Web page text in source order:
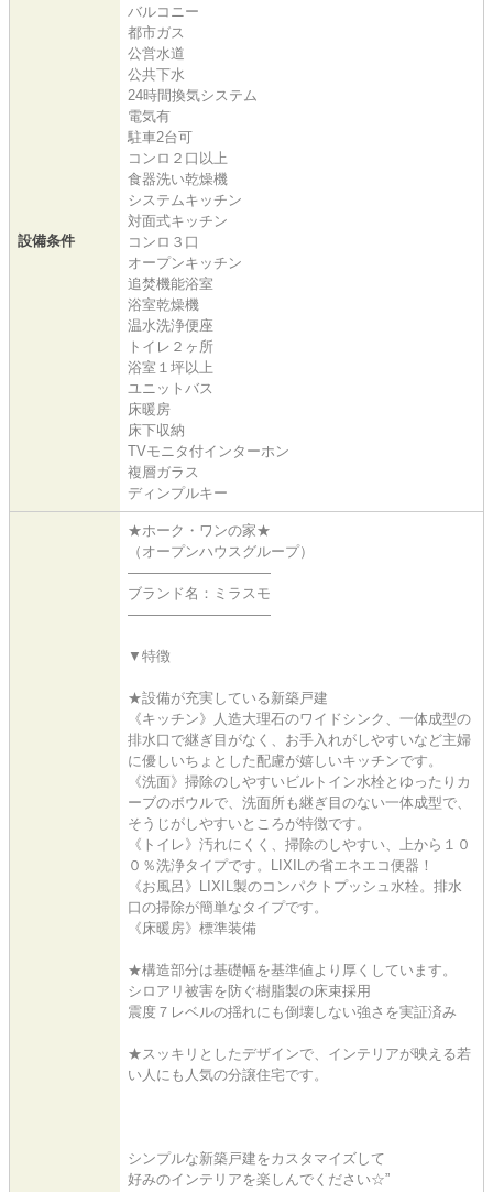
設備条件
バルコニー
都市ガス
公営水道
公共下水
24時間換気システム
電気有
駐車2台可
コンロ２口以上
食器洗い乾燥機
システムキッチン
対面式キッチン
コンロ３口
オープンキッチン
追焚機能浴室
浴室乾燥機
温水洗浄便座
トイレ２ヶ所
浴室１坪以上
ユニットバス
床暖房
床下収納
TVモニタ付インターホン
複層ガラス
ディンプルキー
★ホーク・ワンの家★
（オープンハウスグループ）
――――――――――
ブランド名：ミラスモ
――――――――――
▼特徴
★設備が充実している新築戸建
《キッチン》人造大理石のワイドシンク、一体成型の
排水口で継ぎ目がなく、お手入れがしやすいなど主婦
に優しいちょとした配慮が嬉しいキッチンです。
《洗面》掃除のしやすいビルトイン水栓とゆったりカ
ーブのボウルで、洗面所も継ぎ目のない一体成型で、
そうじがしやすいところが特徴です。
《トイレ》汚れにくく、掃除のしやすい、上から１０
０％洗浄タイプです。LIXILの省エネエコ便器！
《お風呂》LIXIL製のコンパクトプッシュ水栓。排水
口の掃除が簡単なタイプです。
《床暖房》標準装備
★構造部分は基礎幅を基準値より厚くしています。
シロアリ被害を防ぐ樹脂製の床束採用
震度７レベルの揺れにも倒壊しない強さを実証済み
★スッキリとしたデザインで、インテリアが映える若
い人にも人気の分譲住宅です。
シンプルな新築戸建をカスタマイズして
好みのインテリアを楽しんでください☆”